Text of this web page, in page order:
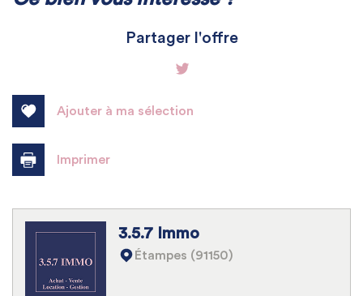
Leaflet|©Jawg
Bar
Partager l'offre
Ajouter à ma sélection
Imprimer
3.5.7 Immo
Étampes (91150)